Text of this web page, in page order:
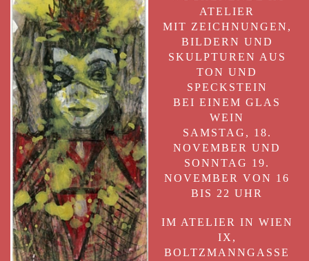
ATELIER
MIT ZEICHNUNGEN,
BILDERN UND
SKULPTUREN AUS
TON UND
SPECKSTEIN
BEI EINEM GLAS
WEIN
SAMSTAG, 18.
NOVEMBER UND
SONNTAG 19.
NOVEMBER VON 16
BIS 22 UHR
IM ATELIER IN WIEN
IX,
BOLTZMANNGASSE